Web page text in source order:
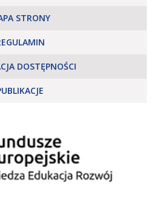
STRONY
DOSTĘPNOŚCI